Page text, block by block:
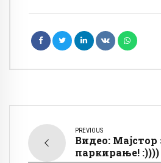
PREVIOUS
Видео: Мајстор
паркирање! :))))